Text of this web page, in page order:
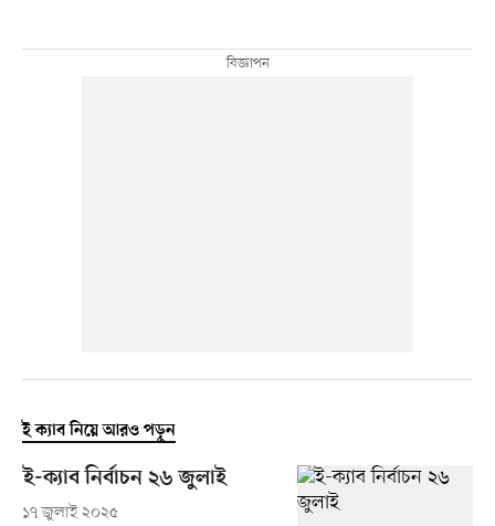
ই ক্যাব নিয়ে আরও পড়ুন
ই-ক্যাব নির্বাচন ২৬ জুলাই
১৭ জুলাই ২০২৫